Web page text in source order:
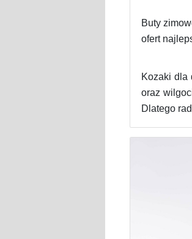
Buty
ofert
Kozaki dla
oraz
Dlatego